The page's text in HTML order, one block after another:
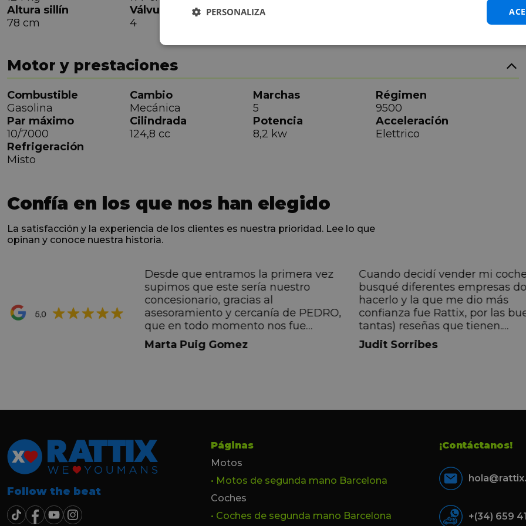
Altura sillín
78 cm
Válvula
4
Motor y prestaciones
Combustible
Gasolina
Cambio
Mecánica
Marchas
5
Régimen
9500
Par máximo
10/7000
Cilindrada
124,8 cc
Potencia
8,2 kw
Acceleración
Elettrico
Refrigeración
Misto
Confía en los que nos han elegido
La satisfacción y la experiencia de los clientes es nuestra prioridad. Lee lo que
opinan y conoce nuestra historia.
premio de su vida.
por todo.
Desde que entramos la primera vez
supimos que este sería nuestro
concesionario, gracias al
asesoramiento y cercanía de PEDRO,
que en todo momento nos fue
informando de forma muy directa, de
todos los pasos que teníamos que
Marta Puig Gomez
Cuando decidí vender mi
busqué diferentes empresas
hacerlo y la que me dio más
confianza fue Rattix, por las
tantas) reseñas que tienen.
Realmente la experiencia ha
muy buena, Carolina ha sido
Judit Sorribes
Follow the beat
Páginas
Motos
• Motos de segunda mano Barcelona
Coches
• Coches de segunda mano Barcelona
¡Contáctanos!
+(34) 659
PERSONALIZA